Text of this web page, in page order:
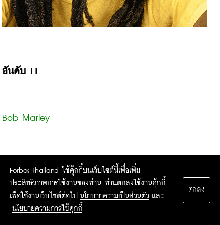
อันดับ 11
Bob Marley
รายได้: 16 ล้านเหรียญสหรัฐฯ
เสียชีวิต: 11 พฤษภาคม 1981 (36 ปี)
Forbes Thailand ใช้คุ้กกี้บนเว็บไซต์นี้เพื่อเพิ่ม
ประสิทธิภาพการใช้งานของท่าน ท่านตกลงใช้งานคุ้กกี้
เพื่อใช้งานเว็บไซต์ต่อไป นโยบายความเป็นส่วนตัว และ
นโยบายความการใช้คุกกี้
ตกลง